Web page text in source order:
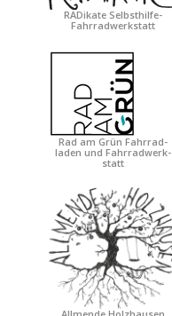
RADikate Selbsthilfe-
Fahrradwerkstatt
Rad am Grün Fahrrad-
laden und Fahrradwerk-
statt